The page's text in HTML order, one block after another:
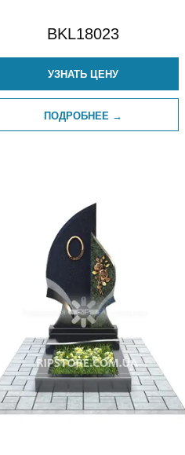
BKL18023
УЗНАТЬ ЦЕНУ
ПОДРОБНЕЕ →